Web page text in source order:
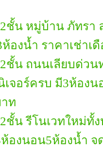
ชั้น หมู่บ้าน ภัทรา
องน้ำ ราคาเช่าเ
ชั้น ถนนเลียบด่ว
เจอร์ครบ มี3ห้อง
ท
ชั้น รีโนเวทใหม่ทั้
ห้องนอน5ห้องน้ำ